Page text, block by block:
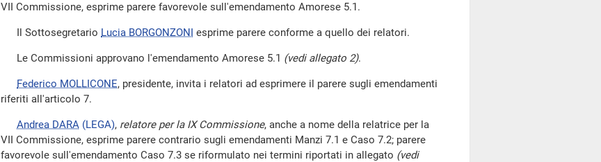
VII Commissione, esprime parere favorevole sull'emendamento Amorese 5.1.
Il Sottosegretario Lucia BORGONZONI esprime parere conforme a quello dei relatori.
Le Commissioni approvano l'emendamento Amorese 5.1 (vedi allegato 2).
Federico MOLLICONE, presidente, invita i relatori ad esprimere il parere sugli emendamenti
riferiti all'articolo 7.
Andrea DARA (LEGA), relatore per la IX Commissione, anche a nome della relatrice per la
VII Commissione, esprime parere contrario sugli emendamenti Manzi 7.1 e Caso 7.2; parere
favorevole sull'emendamento Caso 7.3 se riformulato nei termini riportati in allegato (vedi